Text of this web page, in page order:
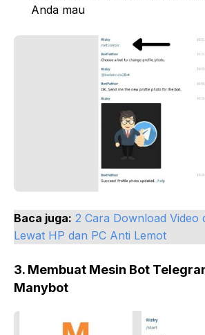
Anda mau
Baca juga: 2 Cara Download Video
Lewat HP dan PC Anti Lemot
3. Membuat Mesin Bot
Manybot